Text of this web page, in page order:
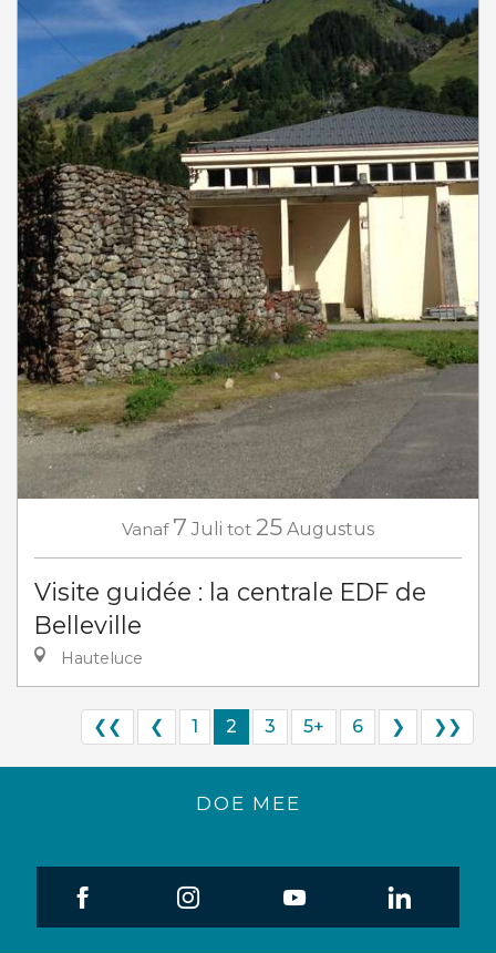
Vanaf 7 Juli tot 25 Augustus
Visite guidée : la centrale EDF de
Belleville
Hauteluce
❮❮ ❮ 1 2 3 5+ 6 ❯ ❯❯
DOE MEE